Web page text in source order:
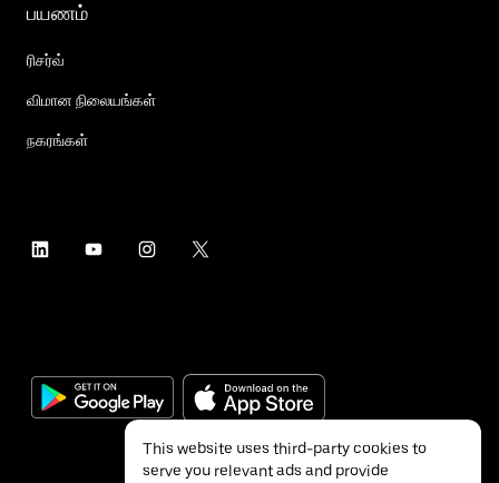
பயணம்
ரிசர்வ்
விமான நிலையங்கள்
நகரங்கள்
This website uses third-party cookies to
serve you relevant ads and provide